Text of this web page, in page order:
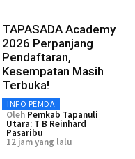
TAPASADA Academy
2026 Perpanjang
Pendaftaran,
Kesempatan Masih
Terbuka!
INFO PEMDA
Oleh Pemkab Tapanuli
Utara: T B Reinhard
Pasaribu
12 jam yang lalu